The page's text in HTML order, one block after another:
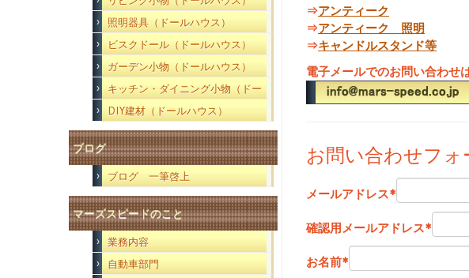
照明器具（ドールハウス）
ビスクドール（ドールハウス）
ガーデン小物（ドールハウス）
キッチン・ダイニング小物（ドー
ルハウス）
DIY建材（ドールハウス）
ブログ
ブログ 一筆啓上
マーズスピードのこと
業務内容
自動車部門
⇒アンティーク
⇒アンティーク 照明
⇒キャンドルスタンド等
電子メールでのお問い合わせ
お問い合わせフォ
メールアドレス*
確認用メールアドレス*
お名前*